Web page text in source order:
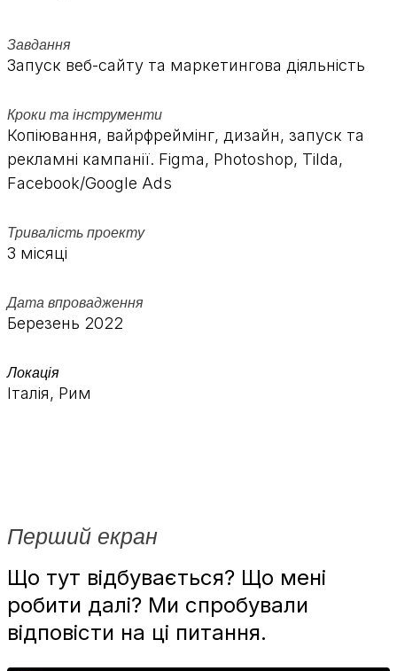
Завдання
Запуск веб-сайту та маркетингова діяльність
Кроки та інструменти
Копіювання, вайрфреймінг, дизайн, запуск та
рекламні кампанії. Figma, Photoshop, Tilda,
Facebook/Google Ads
Тривалість проекту
3 місяці
Дата впровадження
Березень 2022
Локація
Італія, Рим
Перший екран
Що тут відбувається? Що мені
робити далі? Ми спробували
відповісти на ці питання.